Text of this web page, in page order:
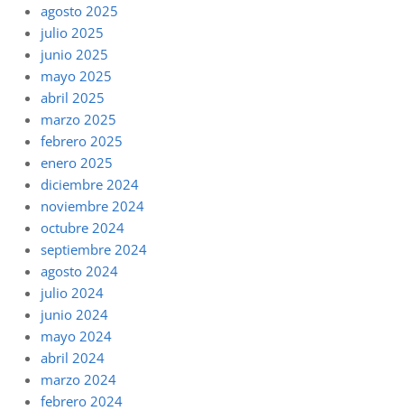
agosto 2025
julio 2025
junio 2025
mayo 2025
abril 2025
marzo 2025
febrero 2025
enero 2025
diciembre 2024
noviembre 2024
octubre 2024
septiembre 2024
agosto 2024
julio 2024
junio 2024
mayo 2024
abril 2024
marzo 2024
febrero 2024